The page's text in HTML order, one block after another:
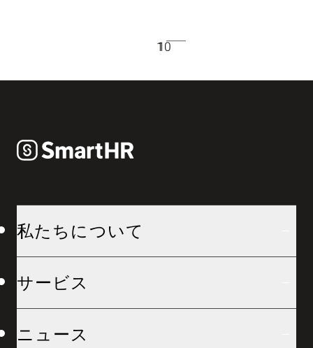
1
10
私たちについて
サービス
ニュース